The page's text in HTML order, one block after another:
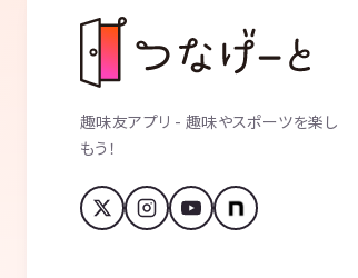
趣味友アプリ - 趣味やスポーツを楽し
もう！